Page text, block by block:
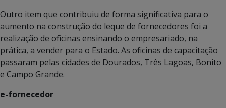
Outro item que contribuiu de forma significativa para o
aumento na construção do leque de fornecedores foi a
realização de oficinas ensinando o empresariado, na
prática, a vender para o Estado. As oficinas de capacitação
passaram pelas cidades de Dourados, Três Lagoas, Bonito
e Campo Grande.
e-fornecedor